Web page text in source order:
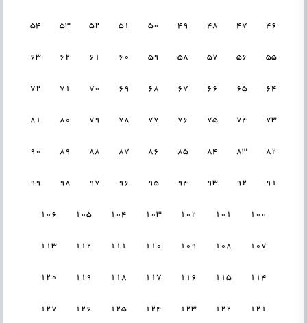
46
47
48
49
50
51
52
53
54
55
56
57
58
59
60
61
62
63
64
65
66
67
68
69
70
71
72
73
74
75
76
77
78
79
80
81
82
83
84
85
86
87
88
89
90
91
92
93
94
95
96
97
98
99
100
101
102
103
104
105
106
107
108
109
110
111
112
113
114
115
116
117
118
119
120
121
122
123
124
125
126
127